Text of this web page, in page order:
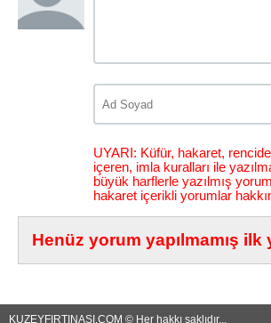
UYARI: Küfür, hakaret,
içeren, imla kuralları ile
büyük harflerle yazılmış
hakaret içerikli yorumlar
Henüz yorum yapılmamış
KUZEYFIRTINASI.COM © Her hakkı saklıdır...